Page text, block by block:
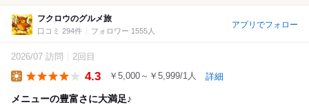
フクロウのグルメ旅
口コミ 294件 フォロワー 1555人
アプリでフォロー
2026/07 訪問 2回目
4.3 ￥5,000～￥5,999/1人 詳細
メニューの豊富さに大満足♪